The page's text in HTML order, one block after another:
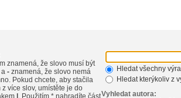
znamená, že slovo musí být
a - znamená, že slovo nemá
Pokud chcete, aby stačila
více slov, umístěte je do
Hledat všechny
Hledat kterýkoliv z
Vyhledat autora: